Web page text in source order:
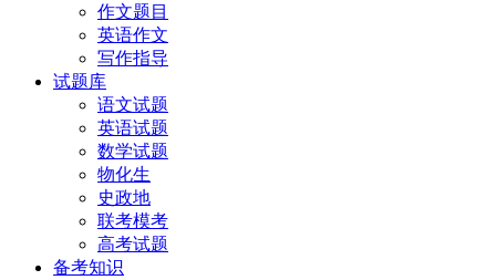
作文题目
英语作文
写作指导
试题库
语文试题
英语试题
数学试题
物化生
史政地
联考模考
高考试题
备考知识